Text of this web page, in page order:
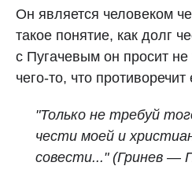
Он является человеком
такое понятие, как долг
с Пугачевым он просит не
чего-то, что противоречит
"Только не требуй
чести моей и
совести..." (Гринев —